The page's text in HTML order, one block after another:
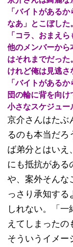
「バイトがあるか
なあ」とこぼした。
「コラ、おまえ
他のメンバーか
はそれまでだった。
けれど俺は見逃さ
「バイトがある
団の輪に背を向け
小さなスケジュー
京介さんはたぶ
るのも本当だろ
ば弟分とはいえ
にも抵抗がある
や、案外そんな
っさり承知する
しれない。「
えてしまったの
そういうイメー